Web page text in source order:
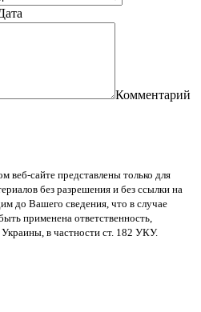
Комментарий
сайте представлены только для
без разрешения и без ссылки на
до Вашего сведения, что в случае
применена ответственность,
Украины, в частности ст. 182 УКУ.